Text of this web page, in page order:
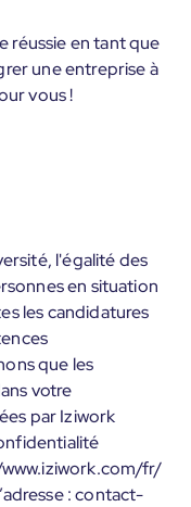
réussie en tant que
une entreprise à
vous !
l'égalité des
en situation
les candidatures
que les
votre
par Iziwork
fr/
: contact-